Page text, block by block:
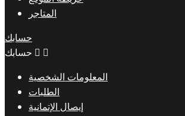
المتاجر
حسابك
حسابك  
المعلومات الشخصية
الطلبات
إيصال الإتمانية